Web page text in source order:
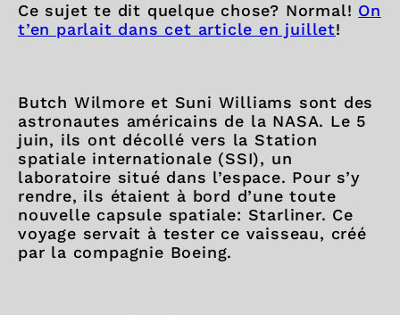
Ce sujet te dit quelque chose? Normal! On
t’en parlait dans cet article en juillet!
Butch Wilmore et Suni Williams sont des
astronautes américains de la NASA. Le 5
juin, ils ont décollé vers la Station
spatiale internationale (SSI), un
laboratoire situé dans l’espace. Pour s’y
rendre, ils étaient à bord d’une toute
nouvelle capsule spatiale: Starliner. Ce
voyage servait à tester ce vaisseau, créé
par la compagnie Boeing.